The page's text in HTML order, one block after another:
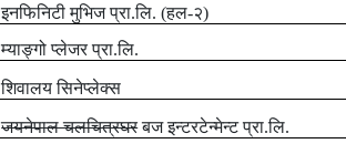
इनफिनिटी मुभिज प्रा.लि. (हल-२)
म्याङ्गो प्लेजर प्रा.लि.
शिवालय सिनेप्लेक्स
जयनेपाल चलचित्रघर बज इन्टरटेन्मेन्ट प्रा.लि.